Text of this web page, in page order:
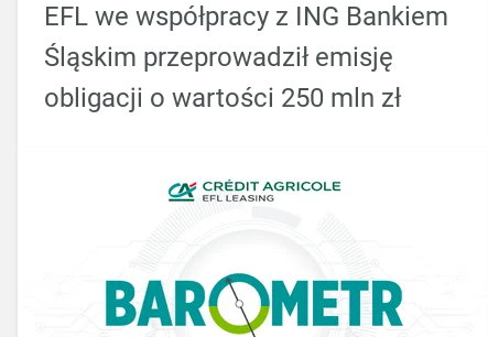
EFL we współpracy z ING Bankiem
Śląskim przeprowadził emisję
obligacji o wartości 250 mln zł